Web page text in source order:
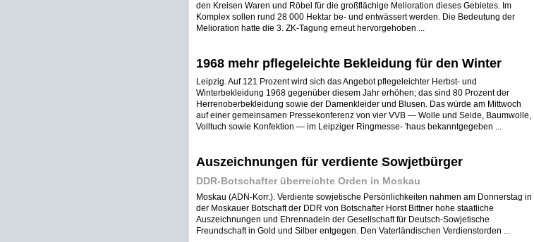
den Kreisen Waren und Röbel für die großflächige Melioration dieses Gebietes. Im
Komplex sollen rund 28 000 Hektar be- und entwässert werden. Die Bedeutung der
Melioration hatte die 3. ZK-Tagung erneut hervorgehoben ...
1968 mehr pflegeleichte Bekleidung für den Winter
Leipzig. Auf 121 Prozent wird sich das Angebot pflegeleichter Herbst- und
Winterbekleidung 1968 gegenüber diesem Jahr erhöhen; das sind 80 Prozent der
Herrenoberbekleidung sowie der Damenkleider und Blusen. Das würde am Mittwoch
auf einer gemeinsamen Pressekonferenz von vier VVB — Wolle und Seide, Baumwolle,
Volltuch sowie Konfektion — im Leipziger Ringmesse- 'haus bekanntgegeben ...
Auszeichnungen für verdiente Sowjetbürger
DDR-Botschafter überreichte Orden in Moskau
Moskau (ADN-Korr.). Verdiente sowjetische Persönlichkeiten nahmen am Donnerstag in
der Moskauer Botschaft der DDR von Botschafter Horst Bittner hohe staatliche
Auszeichnungen und Ehrennadeln der Gesellschaft für Deutsch-Sowjetische
Freundschaft in Gold und Silber entgegen. Den Vaterländischen Verdienstorden ...